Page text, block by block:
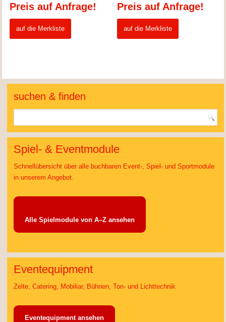
Preis auf Anfrage!
auf die Merkliste
Preis auf Anfrage!
auf die Merkliste
suchen & finden
Spiel- & Eventmodule
Schnellübersicht über alle buchbaren Event-, Spiel- und Sportmodule
in unserem Angebot.
Alle Spielmodule von A–Z ansehen
Eventequipment
Zelte, Catering, Mobiliar, Bühnen, Ton- und Lichttechnik
Eventequipment ansehen